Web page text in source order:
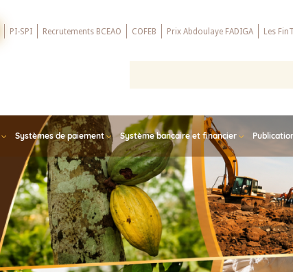
PI-SPI Recrutements BCEAO COFEB Prix Abdoulaye FADIGA Les
Systèmes de paiement Système bancaire et financier